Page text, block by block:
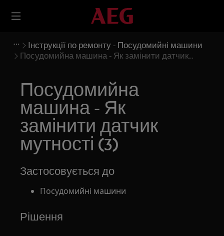
Інструкції по ремонту - Посудомийні машини
Посудомийна машина - Як замінити датчик
Посудомийна
машина - Як
замінити датчик
мутності (3)
Застосовується до
Посудомийні машини
Рішення